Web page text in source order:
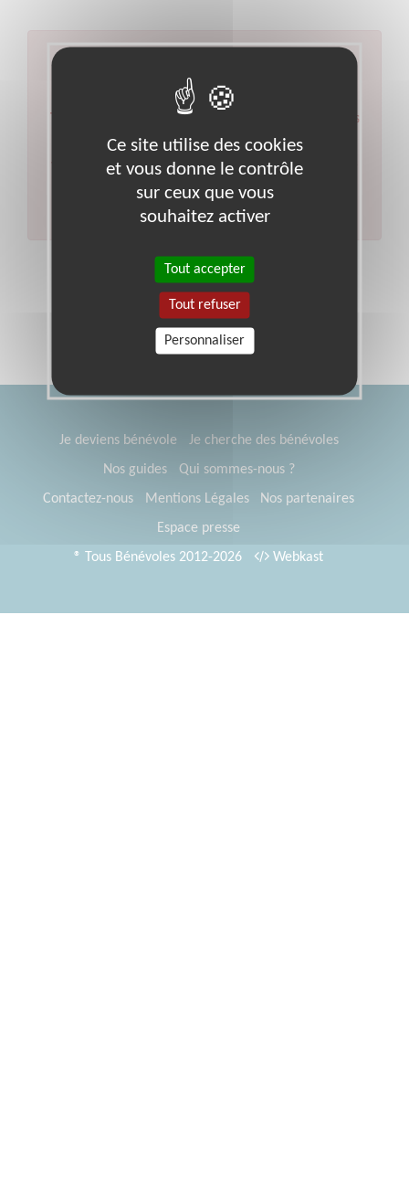
Aucun résultat pour votre
recherche
Type d'action :
Ecrivain public, Aide aux démarches
administrativesCode postal :69
Veuillez indiquer moins de critères et/ou remplacer
votre code postal par celui de votre département.
Effectuer une nouvelle recherche
Je deviens bénévole
Je cherche des bénévoles
Nos guides
Qui sommes-nous ?
Contactez-nous
Mentions Légales
Nos partenaires
Espace presse
® Tous Bénévoles 2012-2026
Webkast
Ce site utilise des cookies
et vous donne le contrôle
sur ceux que vous
souhaitez activer
Tout accepter
Tout refuser
Personnaliser